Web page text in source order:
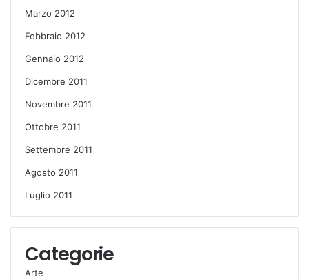
Marzo 2012
Febbraio 2012
Gennaio 2012
Dicembre 2011
Novembre 2011
Ottobre 2011
Settembre 2011
Agosto 2011
Luglio 2011
Categorie
Arte